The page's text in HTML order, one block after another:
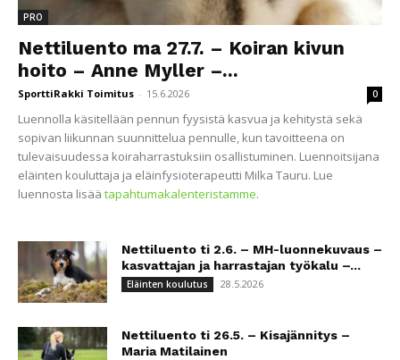
PRO
Nettiluento ma 27.7. – Koiran kivun
hoito – Anne Myller –...
SporttiRakki Toimitus - 15.6.2026 0
Luennolla käsitellään pennun fyysistä kasvua ja kehitystä sekä
sopivan liikunnan suunnittelua pennulle, kun tavoitteena on
tulevaisuudessa koiraharrastuksiin osallistuminen. Luennoitsijana
eläinten kouluttaja ja eläinfysioterapeutti Milka Tauru. Lue
luennosta lisää tapahtumakalenteristamme.
Nettiluento ti 2.6. – MH-luonnekuvaus –
kasvattajan ja harrastajan työkalu –...
Eläinten koulutus 28.5.2026
Nettiluento ti 26.5. – Kisajännitys –
Maria Matilainen